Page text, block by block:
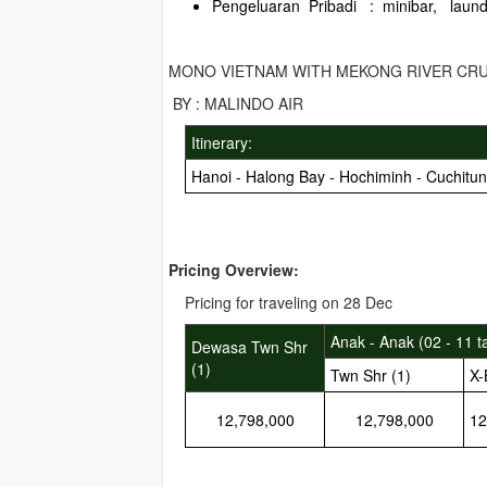
Pengeluaran Pribadi : minibar,
MONO VIETNAM WITH MEKONG RIVER
BY : MALINDO AIR
Itinerary:
Hanoi - Halong Bay - Hochiminh -
Pricing Overview:
Pricing for traveling on 28 Dec
Dewasa Twn Shr
(1)
Anak - Anak (02 - 11
Twn Shr (1)
12,798,000 12,798,000